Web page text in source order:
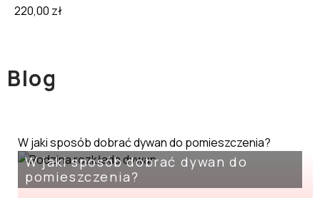
220,00 zł
Blog
W jaki sposób dobrać dywan do pomieszczenia?
W jaki sposób dobrać dywan do
pomieszczenia?